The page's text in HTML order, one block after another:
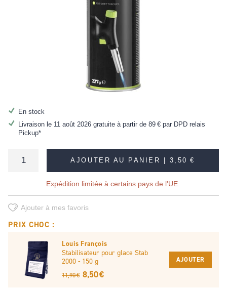
En stock
Livraison le 11 août 2026 gratuite à partir de 89 €par DPD relais
Pickup*
AJOUTER AU PANIER | 3,50 €
Expédition limitée à certains pays de l'UE.
Ajouter à mes favoris
PRIX CHOC :
Louis François
Stabilisateur pour glace Stab
2000 - 150 g
11,90 € 8,50 €
AJOUTER